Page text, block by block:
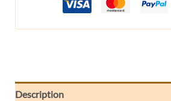
Description